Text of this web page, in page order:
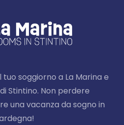
soggiorno a La Marina e
Stintino. Non perdere
una vacanza da sogno in